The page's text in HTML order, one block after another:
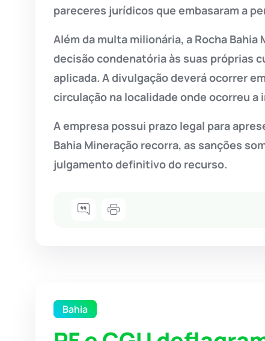
pareceres jurídicos que embasaram a
Além da multa milionária, a Rocha
decisão condenatória às suas próprias
aplicada. A divulgação deverá ocorrer
circulação na localidade onde ocorreu a
A empresa possui prazo legal para
Bahia Mineração recorra, as sanções
julgamento definitivo do recurso.
Bahia